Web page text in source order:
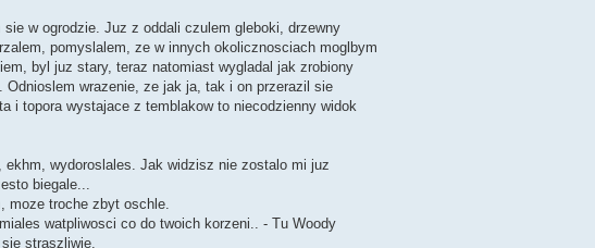
w ogrodzie. Juz z oddali czulem gleboki, drzewny
pomyslalem, ze w innych okolicznosciach moglbym
byl juz stary, teraz natomiast wygladal jak zrobiony
wrazenie, ze jak ja, tak i on przerazil sie
i topora wystajace z temblakow to niecodzienny widok
wydoroslales. Jak widzisz nie zostalo mi juz
biegale...
moze troche zbyt oschle.
watpliwosci co do twoich korzeni.. - Tu Woody
straszliwie.